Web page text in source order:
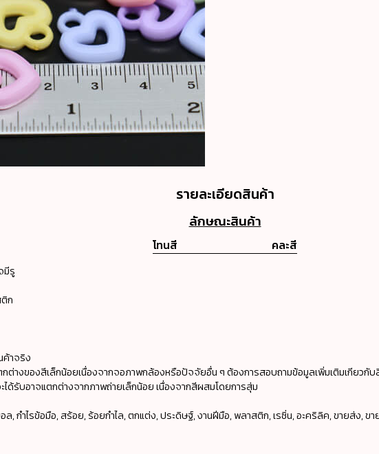
รายละเอียดสินค้า
ลักษณะสินค้า
โทนสี คละสี
มีรู
ก
ค้าจริง
ต่างของสีเล็กน้อยเนื่องจากจอภาพกล้องหรือปัจจัยอื่น ๆ ต้องการสอบถามข้อมูลเพิ่มเติมเกียว
รับอาจแตกต่างจากภาพถ่ายเล็กน้อย เนื่องจากสีผสมโดยการสุ่ม
, กำไรข้อมือ, สร้อย, ร้อยกำไล, ตกแต่ง, ประดิษฐ์, งานฝีมือ, พลาสติก, เรซิ่น, อะคริลิค, ขายส่ง, ข